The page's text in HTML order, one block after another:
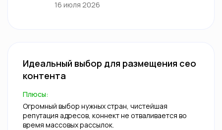
16 июля 2026
Идеальный выбор для размещения сео
контента
Плюсы:
Огромный выбор нужных стран, чистейшая
репутация адресов, коннект не отваливается во
время массовых рассылок.